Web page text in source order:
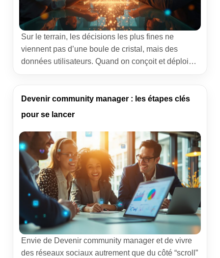
Sur le terrain, les décisions les plus fines ne
viennent pas d’une boule de cristal, mais des
données utilisateurs. Quand on conçoit et déploie
par des signaux clairs. Mon objectif ici : vous
montrer comment transformer vos […]
Devenir community manager : les étapes clés
pour se lancer
Envie de Devenir community manager et de vivre
des réseaux sociaux autrement que du côté “scroll”